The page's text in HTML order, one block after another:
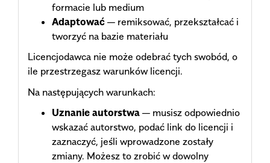
formacie lub medium
Adaptować — remiksować, przekształcać i
tworzyć na bazie materiału
Licencjodawca nie może odebrać tych swobód, o
ile przestrzegasz warunków licencji.
Na następujących warunkach:
Uznanie autorstwa — musisz odpowiednio
wskazać autorstwo, podać link do licencji i
zaznaczyć, jeśli wprowadzone zostały
zmiany. Możesz to zrobić w dowolny